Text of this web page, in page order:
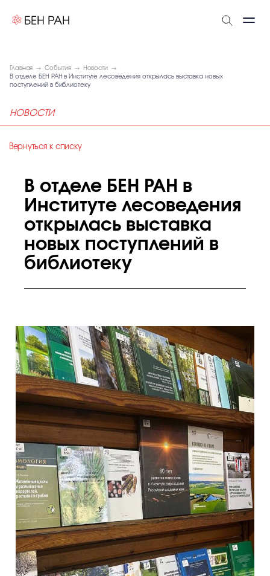
Главная События
Новости
В отделе БЕН РАН в Институте лесоведения открылась выставка новых
поступлений в библиотеку
НОВОСТИ
Вернуться к списку
В отделе БЕН РАН в
Институте лесоведения
открылась выставка
новых поступлений в
библиотеку